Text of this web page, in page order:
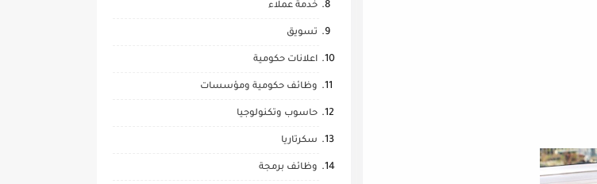
خدمة عملاء
تسويق
اعلانات حكومية
وظائف حكومية ومؤسسات
حاسوب وتكنولوجيا
سكرتاريا
وظائف برمجة